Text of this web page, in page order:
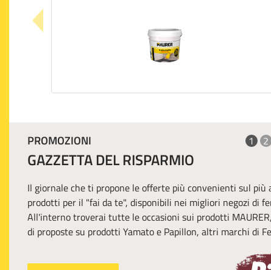
PROMOZIONI 1 2
GAZZETTA DEL RISPARMIO
Il giornale che ti propone le offerte più convenienti sul più
prodotti per il "fai da te", disponibili nei migliori negozi di
All'interno troverai tutte le occasioni sui prodotti
di proposte su prodotti Yamato e Papillon, altri marchi di